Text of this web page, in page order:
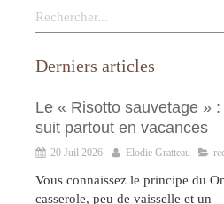
Rechercher
Derniers articles
Le « Risotto sauvetage »
suit partout en vacances
20 Juil 2026 Elodie Gratteau
Vous connaissez le principe du
casserole, peu de vaisselle et un